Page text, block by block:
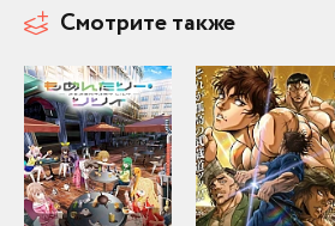
Смотрите также